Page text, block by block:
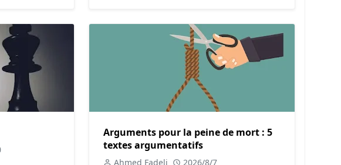
du droit de grève dans les services publics
son exercice dans les services publics pose des questions
clés tels que la santé, l'éducation ou les transports publics peut
Lorsque les personnels hospitaliers cessent de travailler,
et perturbe l'accès aux soins pour des milliers de personnes.
peut nuire à l'avenir des élèves en perturbant leur parcours
Arguments pour la peine de mort : 5
textes argumentatifs
Ahmed Fadeli 2026/8/7